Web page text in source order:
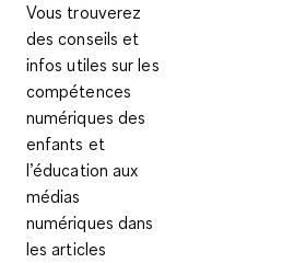
Vous trouverez
des conseils et
infos utiles sur les
compétences
numériques des
enfants et
l’éducation aux
médias
numériques dans
les articles